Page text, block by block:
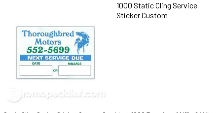
1000 Static Cling Service
Sticker Custom